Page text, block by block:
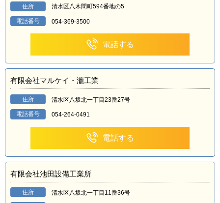
住所 清水区八木間町594番地の5
電話番号 054-369-3500
電話する
有限会社マルケイ・瀧工業
住所 清水区八坂北一丁目23番27号
電話番号 054-264-0491
電話する
有限会社池田設備工業所
住所 清水区八坂北一丁目11番36号